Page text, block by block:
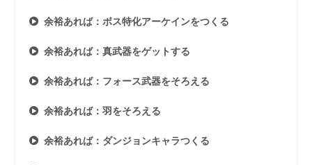
余裕あれば：ボス特化アーケインをつくる
余裕あれば：真武器をゲットする
余裕あれば：フォース武器をそろえる
余裕あれば：羽をそろえる
余裕あれば：ダンジョンキャラつくる